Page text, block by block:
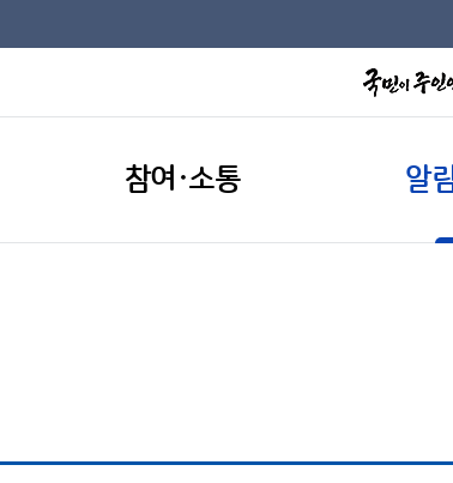
참여·소통 알